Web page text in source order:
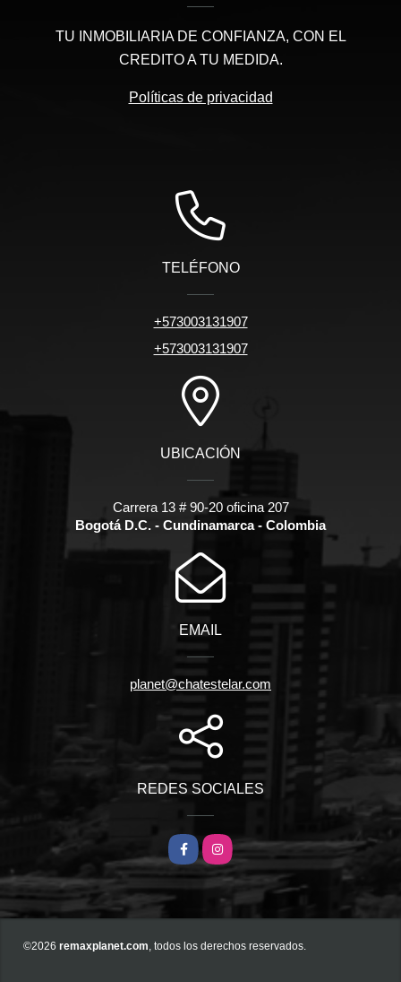
TU INMOBILIARIA DE CONFIANZA, CON EL
CREDITO A TU MEDIDA.
Políticas de privacidad
TELÉFONO
+573003131907
+573003131907
UBICACIÓN
Carrera 13 # 90-20 oficina 207
Bogotá D.C. - Cundinamarca - Colombia
EMAIL
planet@chatestelar.com
REDES SOCIALES
FacebookInstagram
©2026 remaxplanet.com, todos los derechos reservados.